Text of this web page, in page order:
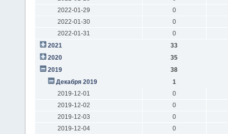
2022-01-29
0
2022-01-30
0
2022-01-31
0
2021
33
2020
35
2019
38
Декабря 2019
1
2019-12-01
0
2019-12-02
0
2019-12-03
0
2019-12-04
0